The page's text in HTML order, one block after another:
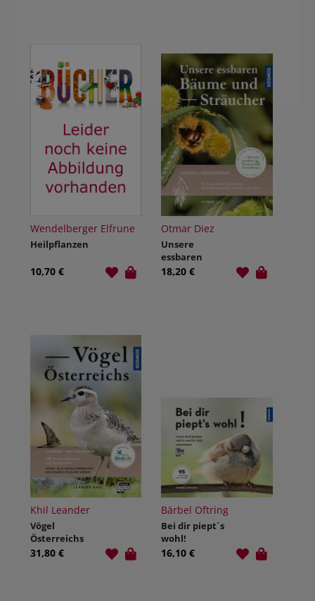
Wendelberger Elfrune
Heilpflanzen
10,70 €
Otmar Diez
Unsere
essbaren
Bäume und
18,20 €
Khil Leander
Vögel
Österreichs
31,80 €
Bärbel Oftring
Bei dir piept´s
wohl!
16,10 €